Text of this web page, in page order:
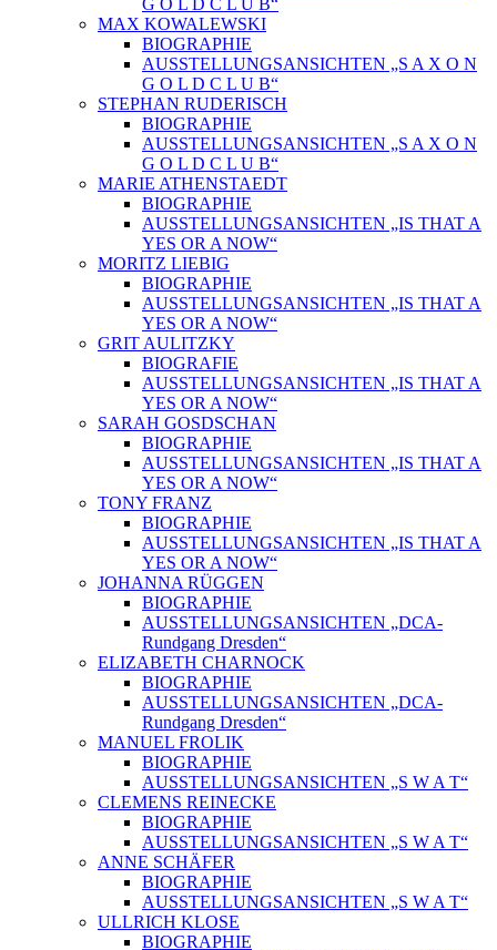
MAX KOWALEWSKI
BIOGRAPHIE
AUSSTELLUNGSANSICHTEN „S A X O N
G O L D C L U B“
STEPHAN RUDERISCH
BIOGRAPHIE
AUSSTELLUNGSANSICHTEN „S A X O N
G O L D C L U B“
MARIE ATHENSTAEDT
BIOGRAPHIE
AUSSTELLUNGSANSICHTEN „IS THAT A
YES OR A NOW“
MORITZ LIEBIG
BIOGRAPHIE
AUSSTELLUNGSANSICHTEN „IS THAT A
YES OR A NOW“
GRIT AULITZKY
BIOGRAFIE
AUSSTELLUNGSANSICHTEN „IS THAT A
YES OR A NOW“
SARAH GOSDSCHAN
BIOGRAPHIE
AUSSTELLUNGSANSICHTEN „IS THAT A
YES OR A NOW“
TONY FRANZ
BIOGRAPHIE
AUSSTELLUNGSANSICHTEN „IS THAT A
YES OR A NOW“
JOHANNA RÜGGEN
BIOGRAPHIE
AUSSTELLUNGSANSICHTEN „DCA-
Rundgang Dresden“
ELIZABETH CHARNOCK
BIOGRAPHIE
AUSSTELLUNGSANSICHTEN „DCA-
Rundgang Dresden“
MANUEL FROLIK
BIOGRAPHIE
AUSSTELLUNGSANSICHTEN „S W A T“
CLEMENS REINECKE
BIOGRAPHIE
AUSSTELLUNGSANSICHTEN „S W A T“
ANNE SCHÄFER
BIOGRAPHIE
AUSSTELLUNGSANSICHTEN „S W A T“
ULLRICH KLOSE
BIOGRAPHIE